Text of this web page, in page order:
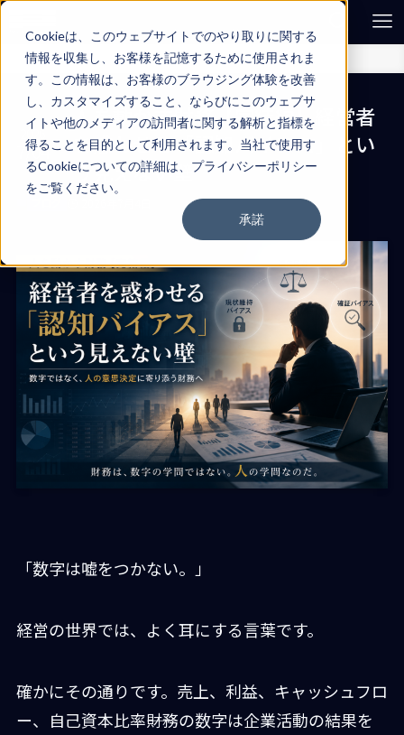
Cookieは、このウェブサイトでのやり取りに関する
情報を収集し、お客様を記憶するために使用されま
す。この情報は、お客様のブラウジング体験を改善
し、カスタマイズすること、ならびにこのウェブサ
イトや他のメディアの訪問者に関する解析と指標を
得ることを目的として利用されます。当社で使用す
るCookieについての詳細は、プライバシーポリシー
をご覧ください。
承諾
ホーム ブログ
人を動かす財務【完結編】経営者
を惑わせる「認知バイアス」とい
う見えない壁
2026
7/04
「数字は嘘をつかない。」
経営の世界では、よく耳にする言葉です。
確かにその通りです。売上、利益、キャッシュフロ
ー、自己資本比率――財務の数字は企業活動の結果を